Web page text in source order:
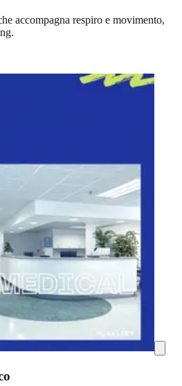
accompagna respiro e movimento,